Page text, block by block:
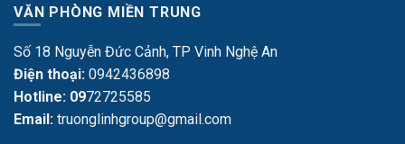
VĂN PHÒNG MIỀN TRUNG
Số 18 Nguyễn Đức Cảnh, TP Vinh Nghệ An
Điện thoại: 0942436898
Hotline: 0972725585
Email: truonglinhgroup@gmail.com